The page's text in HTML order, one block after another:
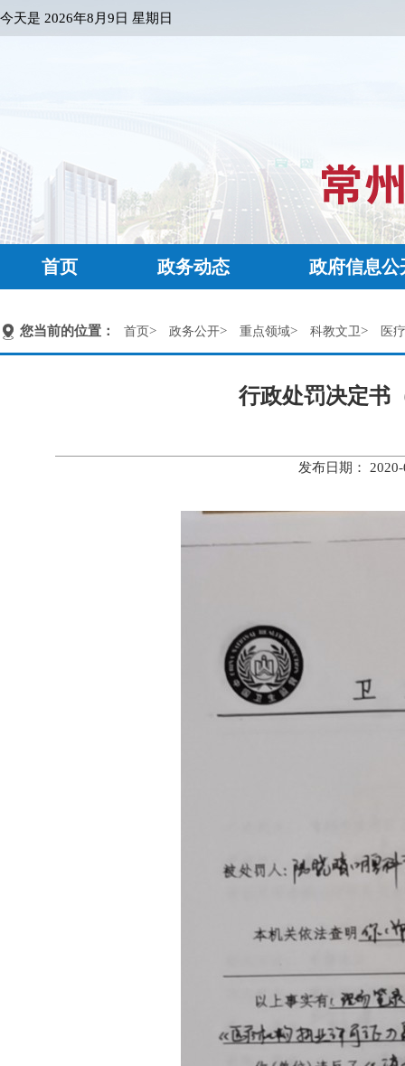
今天是 2026年8月9日 星期日
首页 政务动态 政府信息公
您当前的位置： 首页> 政务公开> 重点领域> 科教文卫> 医
行政处罚决定书
发布日期：